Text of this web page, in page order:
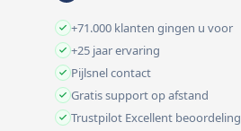
+71.000 klanten gingen u voor
+25 jaar ervaring
Pijlsnel contact
Gratis support op afstand
Trustpilot Excellent beoordeling